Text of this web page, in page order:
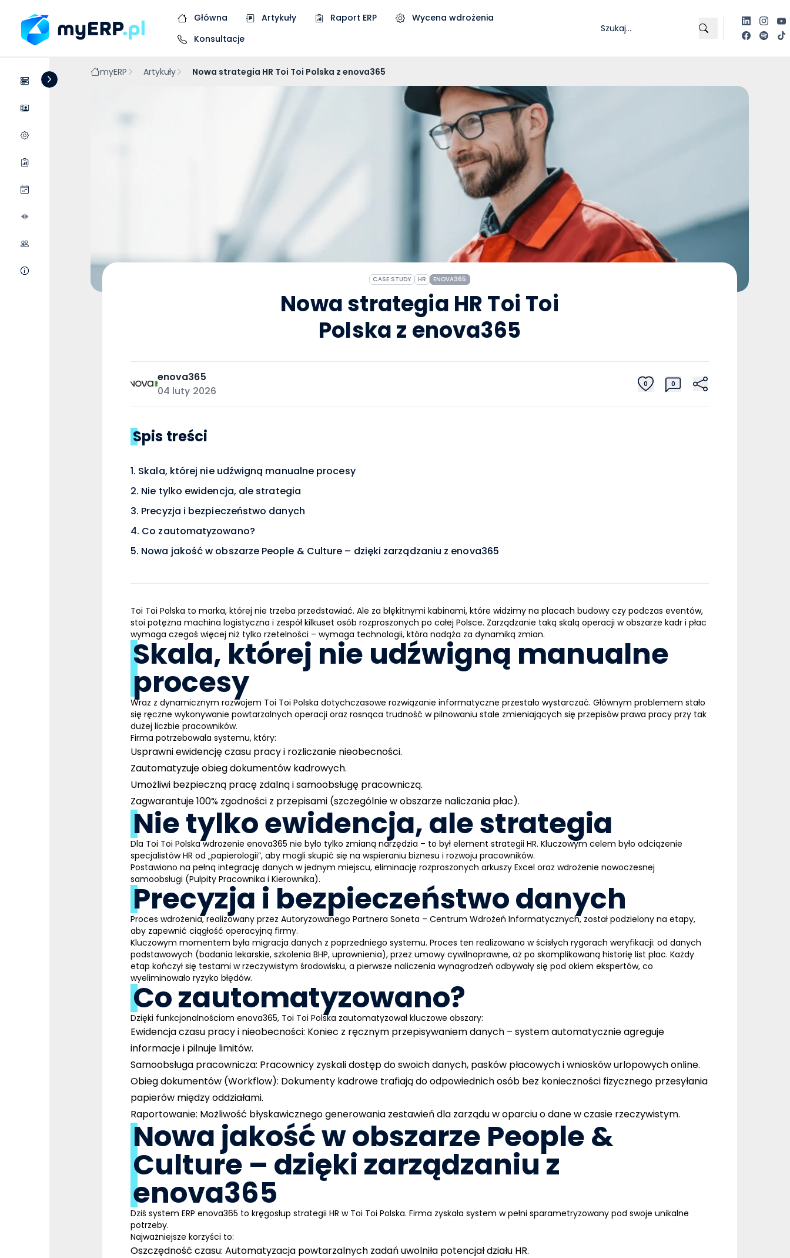
Główna Artykuły Raport ERP
Wycena wdrożenia
Konsultacje
Systemy
myERP Artykuły Nowa strategia HR Toi Toi Polska z enova365
CASE STUDY HR ENOVA365
Nowa strategia HR Toi Toi
Polska z enova365
enova365
04 luty 2026
0 0
Spis treści
Skala, której nie udźwigną manualne procesy
Nie tylko ewidencja, ale strategia
Precyzja i bezpieczeństwo danych
Co zautomatyzowano?
Nowa jakość w obszarze People & Culture – dzięki zarządzaniu z enova365
Toi Toi Polska to marka, której nie trzeba przedstawiać. Ale za błękitnymi kabinami, które widzimy na placach budowy czy podczas eventów,
stoi potężna machina logistyczna i zespół kilkuset osób rozproszonych po całej Polsce. Zarządzanie taką skalą operacji w obszarze kadr i płac
wymaga czegoś więcej niż tylko rzetelności – wymaga technologii, która nadąża za dynamiką zmian.
Skala, której nie udźwigną manualne
procesy
Wraz z dynamicznym rozwojem Toi Toi Polska dotychczasowe rozwiązanie informatyczne przestało wystarczać. Głównym problemem stało
się ręczne wykonywanie powtarzalnych operacji oraz rosnąca trudność w pilnowaniu stale zmieniających się przepisów prawa pracy przy tak
dużej liczbie pracowników.
Firma potrzebowała systemu, który:
Usprawni ewidencję czasu pracy i rozliczanie nieobecności.
Zautomatyzuje obieg dokumentów kadrowych.
Umożliwi bezpieczną pracę zdalną i samoobsługę pracowniczą.
Zagwarantuje 100% zgodności z przepisami (szczególnie w obszarze naliczania płac).
Nie tylko ewidencja, ale strategia
Dla Toi Toi Polska wdrożenie enova365 nie było tylko zmianą narzędzia – to był element strategii HR. Kluczowym celem było odciążenie
specjalistów HR od „papierologii”, aby mogli skupić się na wspieraniu biznesu i rozwoju pracowników.
Postawiono na pełną integrację danych w jednym miejscu, eliminację rozproszonych arkuszy Excel oraz wdrożenie nowoczesnej
samoobsługi (Pulpity Pracownika i Kierownika).
Precyzja i bezpieczeństwo danych
Proces wdrożenia, realizowany przez Autoryzowanego Partnera Soneta – Centrum Wdrożeń Informatycznych, został podzielony na etapy,
aby zapewnić ciągłość operacyjną firmy.
Kluczowym momentem była migracja danych z poprzedniego systemu. Proces ten realizowano w ścisłych rygorach weryfikacji: od danych
podstawowych (badania lekarskie, szkolenia BHP, uprawnienia), przez umowy cywilnoprawne, aż po skomplikowaną historię list płac. Każdy
etap kończył się testami w rzeczywistym środowisku, a pierwsze naliczenia wynagrodzeń odbywały się pod okiem ekspertów, co
wyeliminowało ryzyko błędów.
Co zautomatyzowano?
Dzięki funkcjonalnościom enova365, Toi Toi Polska zautomatyzował kluczowe obszary:
Ewidencja czasu pracy i nieobecności: Koniec z ręcznym przepisywaniem danych – system automatycznie agreguje
informacje i pilnuje limitów.
Samoobsługa pracownicza: Pracownicy zyskali dostęp do swoich danych, pasków płacowych i wniosków urlopowych online.
Obieg dokumentów (Workflow): Dokumenty kadrowe trafiają do odpowiednich osób bez konieczności fizycznego przesyłania
papierów między oddziałami.
Raportowanie: Możliwość błyskawicznego generowania zestawień dla zarządu w oparciu o dane w czasie rzeczywistym.
Nowa jakość w obszarze People &
Culture – dzięki zarządzaniu z
enova365
Dziś system ERP enova365 to kręgosłup strategii HR w Toi Toi Polska. Firma zyskała system w pełni sparametryzowany pod swoje unikalne
potrzeby.
Najważniejsze korzyści to:
Oszczędność czasu: Automatyzacja powtarzalnych zadań uwolniła potencjał działu HR.